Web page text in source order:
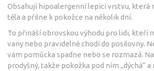
Obsahují hipoalergenní lepicí vrstvu, která
těla a přilne k pokožce na několik dní.
To přináší obrovskou výhodu pro lidi, kteří
vany nebo pravidelně chodí do posilovny.
vám pomůcka spadne nebo se rozmazá.
prodyšný, takže pokožka pod ním „dýchá“